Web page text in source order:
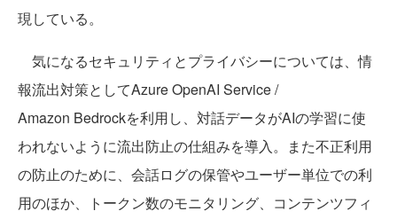
現している。
気になるセキュリティとプライバシーについては、情
報流出対策としてAzure OpenAI Service /
Amazon Bedrockを利用し、対話データがAIの学習に使
われないように流出防止の仕組みを導入。また不正利用
の防止のために、会話ログの保管やユーザー単位での利
用のほか、トークン数のモニタリング、コンテンツフィ